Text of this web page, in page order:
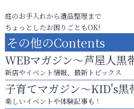
庭のお手入れから遺品整理まで
ちょっとしたお困りごともOK!
その他のContents
WEBマガジン～芦屋人黒
新店やイベント情報、最新トピックス
子育てマガジン～KID's黒
楽しいイベントや体験記事も！